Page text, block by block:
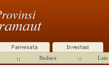
Budaya Lain